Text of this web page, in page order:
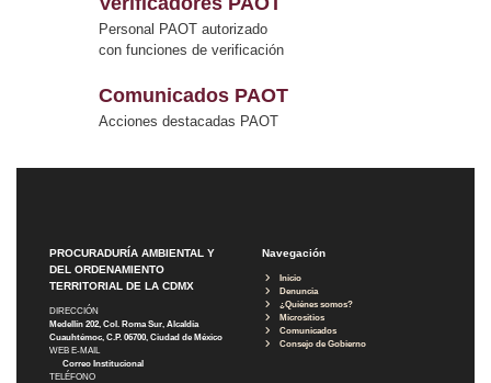
Personal PAOT autorizado
con funciones de verificación
Comunicados PAOT
Acciones destacadas PAOT
PROCURADURÍA AMBIENTAL Y
DEL ORDENAMIENTO
TERRITORIAL DE LA CDMX
DIRECCIÓN
Medellín 202, Col. Roma Sur, Alcaldía
Cuauhtémoc, C.P. 06700, Ciudad de México
WEB E-MAIL
Correo Institucional
TELÉFONO
Navegación
Inicio
Denuncia
¿Quiénes somos?
Micrositios
Comunicados
Consejo de Gobierno